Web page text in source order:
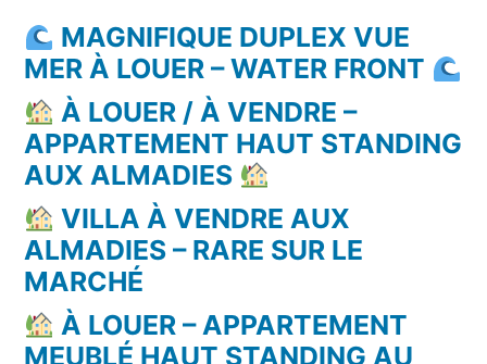
MAGNIFIQUE DUPLEX VUE
MER À LOUER – WATER FRONT
À LOUER / À VENDRE –
APPARTEMENT HAUT STANDING
AUX ALMADIES
VILLA À VENDRE AUX
ALMADIES – RARE SUR LE
MARCHÉ
À LOUER – APPARTEMENT
MEUBLÉ HAUT STANDING AU